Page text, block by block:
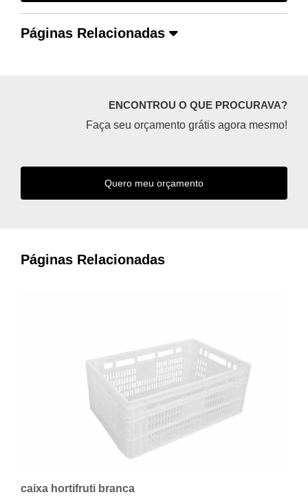
Páginas Relacionadas
ENCONTROU O QUE PROCURAVA?
Faça seu orçamento grátis agora mesmo!
Quero meu orçamento
Páginas Relacionadas
caixa hortifruti branca